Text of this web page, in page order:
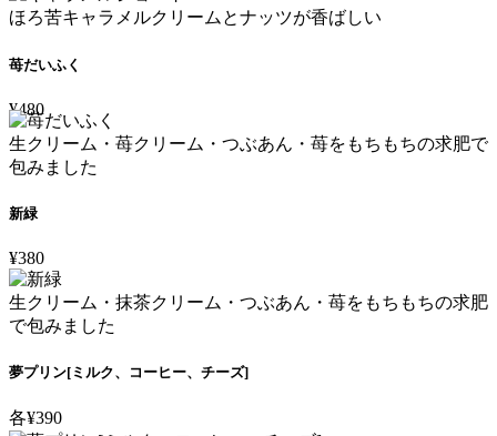
ほろ苦キャラメルクリームとナッツが香ばしい
苺だいふく
¥480
生クリーム・苺クリーム・つぶあん・苺をもちもちの求肥で
包みました
新緑
¥380
生クリーム・抹茶クリーム・つぶあん・苺をもちもちの求肥
で包みました
夢プリン[ミルク、コーヒー、チーズ]
各¥390